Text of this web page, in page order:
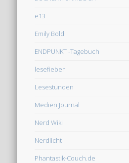
e13
Emily Bold
ENDPUNKT -Tagebuch
lesefieber
Lesestunden
Medien Journal
Nerd Wiki
Nerdlicht
Phantastik-Couch.de